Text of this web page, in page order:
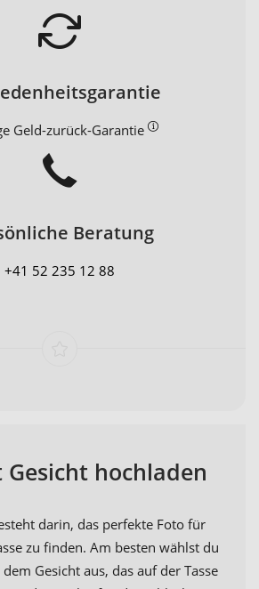
Geld-zurück-Garantie
Beratung
+41 52 235 12 88
Gesicht hochladen
darin, das perfekte Foto für
zu finden. Am besten wählst du
Gesicht aus, das auf der Tasse